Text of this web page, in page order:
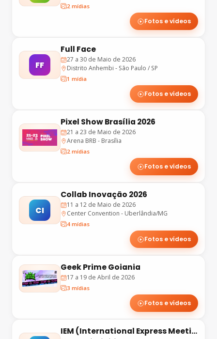
2 mídias
Fotos e vídeos
FF
Full Face
27 a 30 de Maio de 2026
Distrito Anhembi - São Paulo / SP
1 mídia
Fotos e vídeos
Pixel Show Brasília 2026
21 a 23 de Maio de 2026
Arena BRB - Brasília
2 mídias
Fotos e vídeos
CI
Collab Inovação 2026
11 a 12 de Maio de 2026
Center Convention - Uberlândia/MG
4 mídias
Fotos e vídeos
Geek Prime Goiania
17 a 19 de Abril de 2026
3 mídias
Fotos e vídeos
IEM (International Express Meeting)